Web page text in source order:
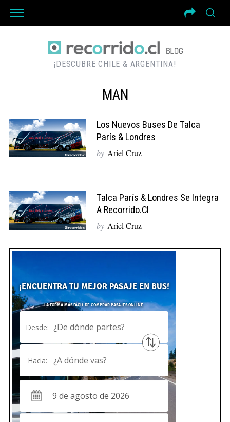
¡DESCUBRE CHILE & ARGENTINA!
MAN
Los Nuevos Buses De Talca
París & Londres
by Ariel Cruz
Talca París & Londres Se Integra
A Recorrido.cl
by Ariel Cruz